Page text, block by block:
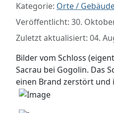
Kategorie: Orte /
Veröffentlicht: 30.
Zuletzt aktualisiert: 04.
Bilder vom Schloss
Sacrau bei Gogolin. Das
einen Brand zerstört und